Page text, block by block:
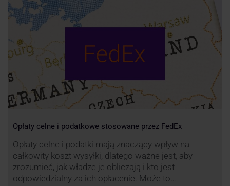
zdecydowanie szersze. FedEx na KurJerzy.pl
zapewnia również przesyłki importowe.
Opłaty celne i podatkowe stosowane przez FedEx
Opłaty celne i podatki mają znaczący wpływ na
całkowity koszt wysyłki, dlatego ważne jest, aby
zrozumieć, jak władze je obliczają i kto jest
odpowiedzialny za ich opłacenie. Może to